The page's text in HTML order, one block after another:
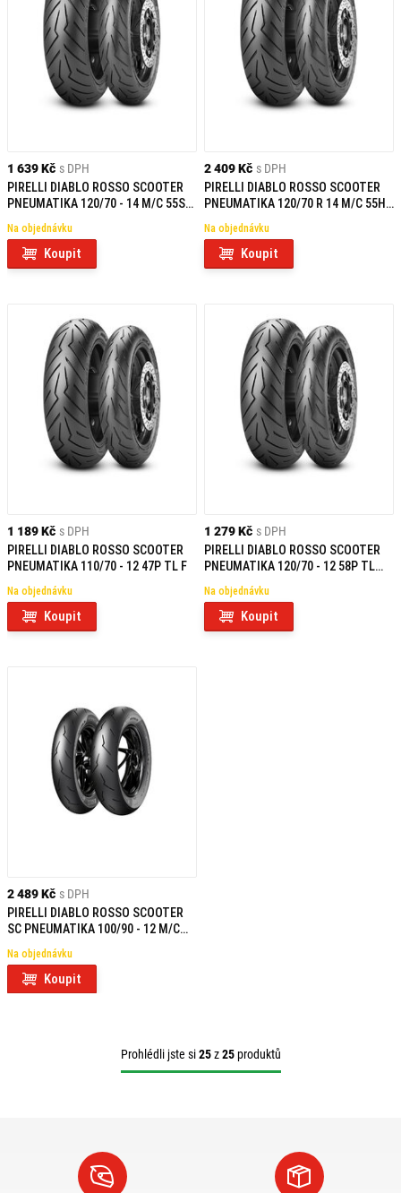
1 639 Kč s DPH
PIRELLI DIABLO ROSSO SCOOTER
PNEUMATIKA 120/70 - 14 M/C 55S
Na objednávku
Koupit
2 409 Kč s DPH
PIRELLI DIABLO ROSSO SCOOTER
PNEUMATIKA 120/70 R 14 M/C 55H
Na objednávku
Koupit
1 189 Kč s DPH
PIRELLI DIABLO ROSSO SCOOTER
PNEUMATIKA 110/70 - 12 47P TL F
Na objednávku
Koupit
1 279 Kč s DPH
PIRELLI DIABLO ROSSO SCOOTER
PNEUMATIKA 120/70 - 12 58P TL
Na objednávku
Koupit
2 489 Kč s DPH
PIRELLI DIABLO ROSSO SCOOTER
SC PNEUMATIKA 100/90 - 12 M/C
Na objednávku
Koupit
Prohlédli jste si25z25produktů